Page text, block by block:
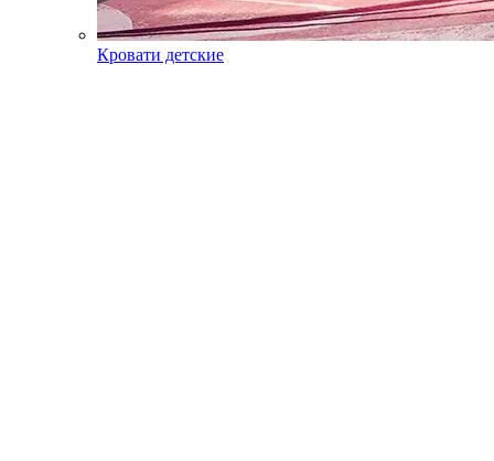
Кровати детские